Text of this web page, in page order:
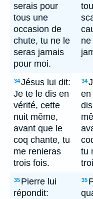
serais pour
tous une
occasion de
chute, tu ne le
seras jamais
pour moi.
34Jésus lui dit:
Je te le dis en
vérité, cette
nuit même,
avant que le
coq chante, tu
me renieras
trois fois.
34
en
tu
35 Pierre lui
répondit:
35